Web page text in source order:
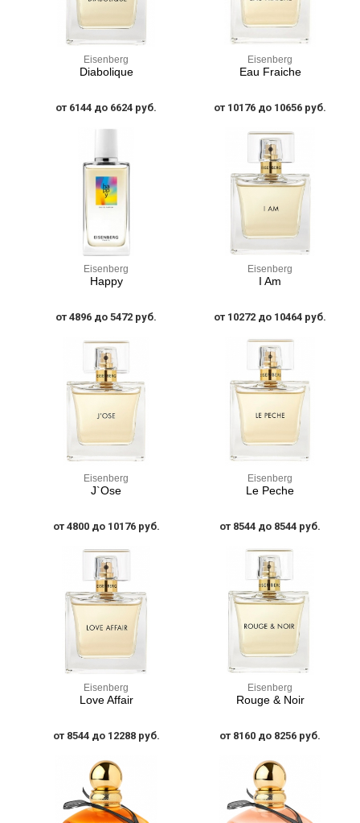
Eisenberg
Diabolique
от 6144 до 6624 руб.
Eisenberg
Eau Fraiche
от 10176 до 10656 руб.
Eisenberg
Happy
от 4896 до 5472 руб.
Eisenberg
I Am
от 10272 до 10464 руб.
Eisenberg
J`Ose
от 4800 до 10176 руб.
Eisenberg
Le Peche
от 8544 до 8544 руб.
Eisenberg
Love Affair
от 8544 до 12288 руб.
Eisenberg
Rouge & Noir
от 8160 до 8256 руб.